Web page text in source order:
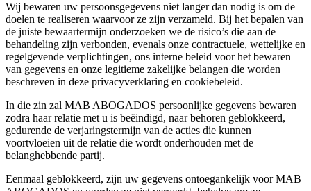
Wij bewaren uw persoonsgegevens niet langer dan nodig is om de
doelen te realiseren waarvoor ze zijn verzameld. Bij het bepalen van
de juiste bewaartermijn onderzoeken we de risico’s die aan de
behandeling zijn verbonden, evenals onze contractuele, wettelijke en
regelgevende verplichtingen, ons interne beleid voor het bewaren
van gegevens en onze legitieme zakelijke belangen die worden
beschreven in deze privacyverklaring en cookiebeleid.
In die zin zal MAB ABOGADOS persoonlijke gegevens bewaren
zodra haar relatie met u is beëindigd, naar behoren geblokkeerd,
gedurende de verjaringstermijn van de acties die kunnen
voortvloeien uit de relatie die wordt onderhouden met de
belanghebbende partij.
Eenmaal geblokkeerd, zijn uw gegevens ontoegankelijk voor MAB